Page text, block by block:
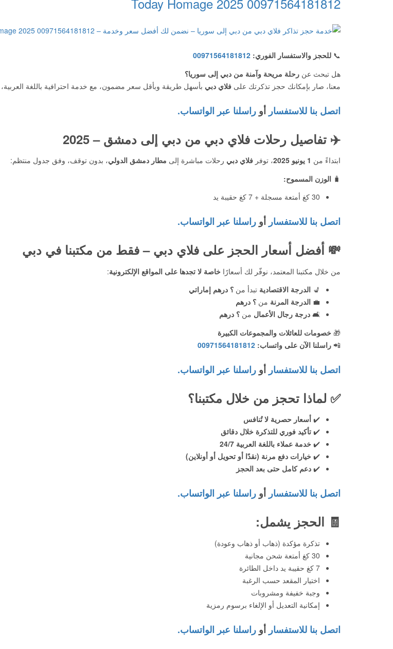
📞 للحجز والاستفسار الفوري: 00971564181812
هل تبحث عن رحلة مريحة وآمنة من دبي إلى سوريا؟
معنا، صار بإمكانك حجز تذكرتك على فلاي دبي بأسهل طريقة وبأقل سعر مضمون، مع خدمة احترافية باللغة
اتصل بنا للاستفسار أو راسلنا عبر الواتساب.
✈️ تفاصيل رحلات فلاي دبي من دبي إلى دمشق – 2025
ابتداءً من 1 يونيو 2025 ، توفر فلاي دبي رحلات مباشرة إلى مطار دمشق الدولي، بدون توقف، وفق جدول منتظم:
🧳 الوزن المسموح:
30 كغ أمتعة مسجلة + 7 كغ حقيبة يد
اتصل بنا للاستفسار أو راسلنا عبر الواتساب.
💸 أفضل أسعار الحجز على فلاي دبي – فقط من مكتبنا في دبي
من خلال مكتبنا المعتمد، نوفّر لك أسعارًا خاصة لا تجدها على المواقع الإلكترونية:
💺 الدرجة الاقتصادية تبدأ من ؟ درهم إماراتي
💼 الدرجة المرنة من ؟ درهم
🛋️ درجة رجال الأعمال من ؟ درهم
🎁 خصومات للعائلات والمجموعات الكبيرة
📲 راسلنا الآن على واتساب: 00971564181812
اتصل بنا للاستفسار أو راسلنا عبر الواتساب.
✅ لماذا تحجز من خلال مكتبنا؟
✔️ أسعار حصرية لا تُنافس
✔️ تأكيد فوري للتذكرة خلال دقائق
✔️ خدمة عملاء باللغة العربية 24/7
✔️ خيارات دفع مرنة (نقدًا أو تحويل أو أونلاين)
✔️ دعم كامل حتى بعد الحجز
اتصل بنا للاستفسار أو راسلنا عبر الواتساب.
🧾 الحجز يشمل:
تذكرة مؤكدة (ذهاب أو ذهاب وعودة)
30 كغ أمتعة شحن مجانية
7 كغ حقيبة يد داخل الطائرة
اختيار المقعد حسب الرغبة
وجبة خفيفة ومشروبات
إمكانية التعديل أو الإلغاء برسوم رمزية
اتصل بنا للاستفسار أو راسلنا عبر الواتساب.